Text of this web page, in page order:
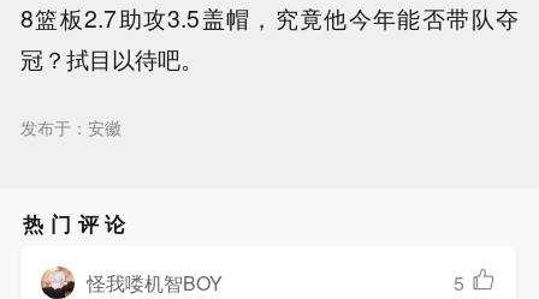
8篮板2.7助攻3.5盖帽，究竟他今年能否带队夺
冠？拭目以待吧。
发布于：安徽
热门评论
怪我喽机智BOY 5